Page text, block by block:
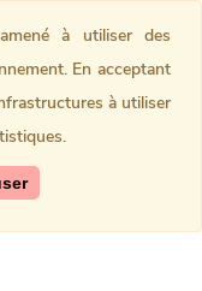
à utiliser des
En acceptant
à utiliser